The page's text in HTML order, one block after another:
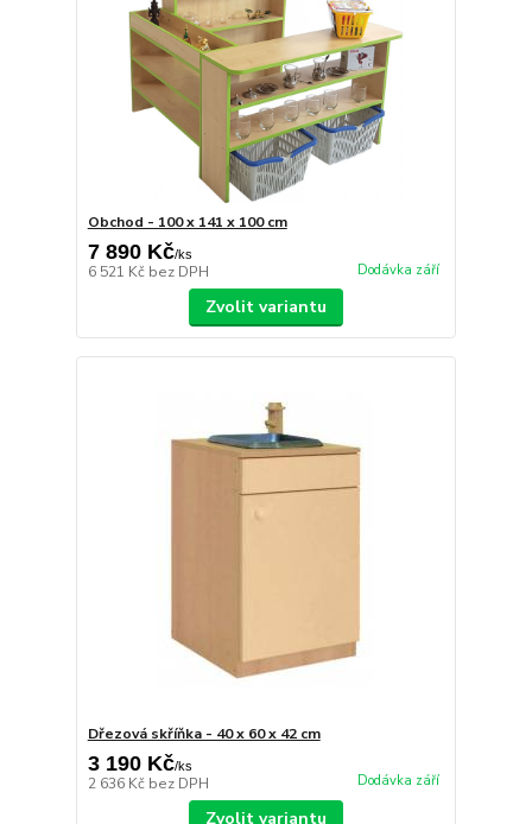
Obchod - 100 x 141 x 100 cm
7 890 Kč/ks
6 521 Kč bez DPH Dodávka září
Zvolit variantu
Dřezová skříňka - 40 x 60 x 42 cm
3 190 Kč/ks
2 636 Kč bez DPH Dodávka září
Zvolit variantu